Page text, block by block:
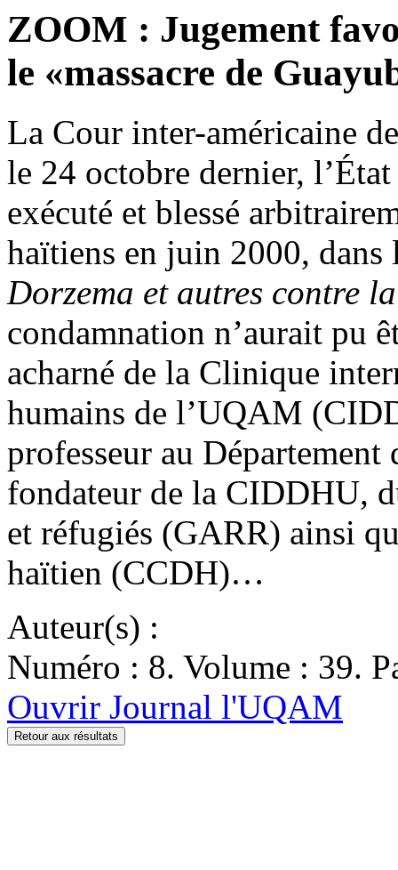
ZOOM : Jugement
le «massacre de
La Cour inter-américaine
le 24 octobre dernier,
exécuté et blessé
haïtiens en juin 2000,
Dorzema et autres contre
condamnation n’aurait pu
acharné de la Clinique
humains de l’UQAM
professeur au Département
fondateur de la CIDDHU,
et réfugiés (GARR) ainsi
haïtien (CCDH)…
Auteur(s) :
Numéro : 8. Volume : 39.
Ouvrir Journal l'UQAM
Retour aux résultats